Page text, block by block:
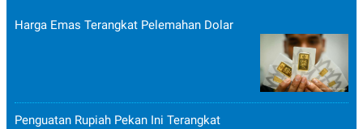
Harga Emas Terangkat Pelemahan Dolar
Penguatan Rupiah Pekan Ini Terangkat